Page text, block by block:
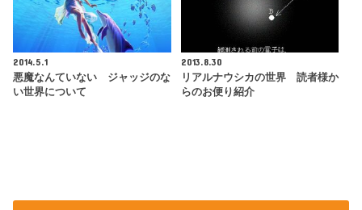
2014.5.1
悪魔なんていない ジャッジのな
い世界について
2013.8.30
リアルナウシカの世界 読者様か
らのお便り紹介